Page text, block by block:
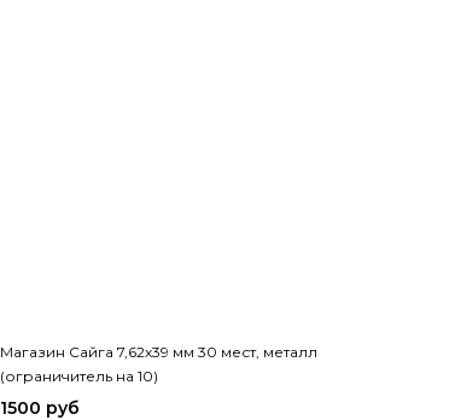
Магазин Сайга 7,62х39 мм 30 мест, металл
(ограничитель на 10)
1500 руб